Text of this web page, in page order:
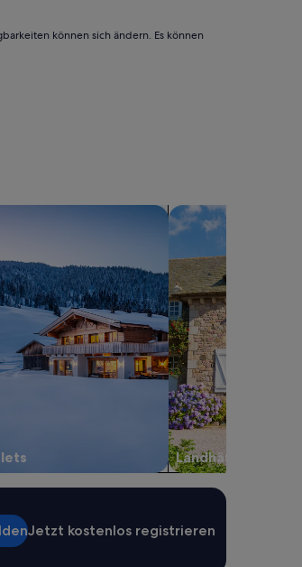
können sich ändern. Es können
nach Chalets
Landhäuser
Suche nach
Jetzt kostenlos registrieren